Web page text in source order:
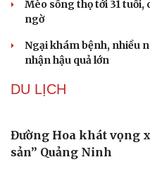
Phụ nữ nên quan tâm
mãn kinh như thế nào?
phê buổi sáng
thật sự mát mẻ
Mèo sống thọ tới 31 tuổi,